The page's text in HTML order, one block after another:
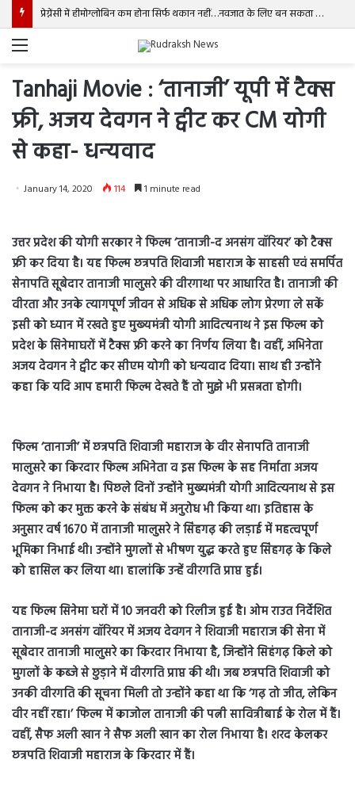
प्रेग्नेंसी में हीमोग्लोबिन कम होना सिर्फ थकान नहीं…नवजात के लिए बन सकता है बड़ा खतरा!
Menu
Tanhaji Movie : ‘तानाजी’ यूपी में टैक्स
फ्री, अजय देवगन ने ट्वीट कर CM योगी
से कहा- धन्‍यवाद
January 14, 2020 114 1 minute read
उत्तर प्रदेश की योगी सरकार ने फिल्म ‘तानाजी-द अनसंग वॉरियर’ को टैक्स
फ्री कर दिया है। यह फिल्म छत्रपति शिवाजी महाराज के साहसी एवं समर्पित
सेनापति सूबेदार तानाजी मालुसरे की वीरगाथा पर आधारित है। तानाजी की
वीरता और उनके त्यागपूर्ण जीवन से अधिक से अधिक लोग प्रेरणा ले सकें
इसी को ध्यान में रखते हुए मुख्‍यमंत्री योगी आदित्‍यनाथ ने इस फिल्म को
प्रदेश के सिनेमाघरों में टैक्स फ्री करने का निर्णय लिया है। वहीं, अभिनेता
अजय देवगन ने ट्वीट कर सीएम योगी को धन्‍यवाद दिया। साथ ही उन्‍होंने
कहा कि यदि आप हमारी फिल्म देखते हैं तो मुझे भी प्रसन्नता होगी।
फिल्म ‘तानाजी’ में छत्रपति शिवाजी महाराज के वीर सेनापति तानाजी
मालुसरे का किरदार फिल्म अभिनेता व इस फिल्म के सह निर्माता अजय
देवगन ने निभाया है। पिछले दिनों उन्होंने मुख्यमंत्री योगी आदित्यनाथ से इस
फिल्म को कर मुक्त करने के संबंध में अनुरोध भी किया था। इतिहास के
अनुसार वर्ष 1670 में तानाजी मालुसरे ने सिंहगढ़ की लड़ाई में महत्वपूर्ण
भूमिका निभाई थी। उन्होंने मुगलों से भीषण युद्ध करते हुए सिंहगढ़ के किले
को हासिल कर लिया था। हालांकि उन्हें वीरगति प्राप्त हुई।
यह फिल्म सिनेमा घरों में 10 जनवरी को रिलीज हुई है। ओम राउत निर्देशित
तानाजी-द अनसंग वॉरियर में अजय देवगन ने शिवाजी महाराज की सेना में
सूबेदार तानाजी मालुसरे का किरदार निभाया है, जिन्होंने सिहंगढ़ किले को
मुगलों के कब्जे से छुड़ाने में वीरगति प्राप्त की थी। जब छत्रपति शिवाजी को
उनकी वीरगति की सूचना मिली तो उन्होंने कहा था कि ‘गढ़ तो जीत, लेकिन
वीर नहीं रहा।’ फिल्म में काजोल तानाजी की पत्नी सावित्रीबाई के रोल में हैं।
वहीं, सैफ अली खान ने सैफ अली खान का रोल निभाया है। शरद केलकर
छत्रपति शिवाजी महाराज के किरदार में हैं।